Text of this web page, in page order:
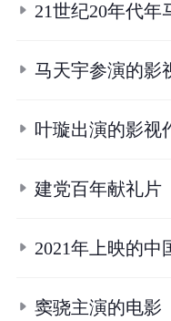
21世纪20年代年
马天宇参演的影
叶璇出演的影视
建党百年献礼片
2021年上映的中
窦骁主演的电影